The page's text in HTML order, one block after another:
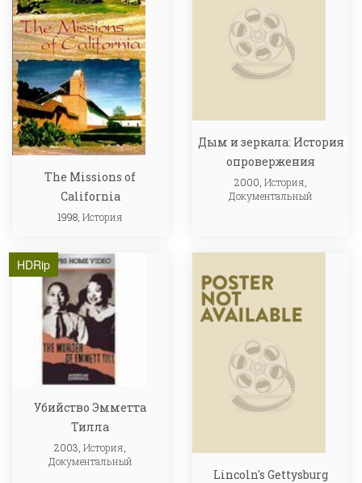
The Missions of
California
1998,История
Дым и зеркала: История
опровержения
2000,История,
Документальный
HDRip
Убийство Эмметта
Тилла
2003,История
Документальный
Lincoln's Gettysburg